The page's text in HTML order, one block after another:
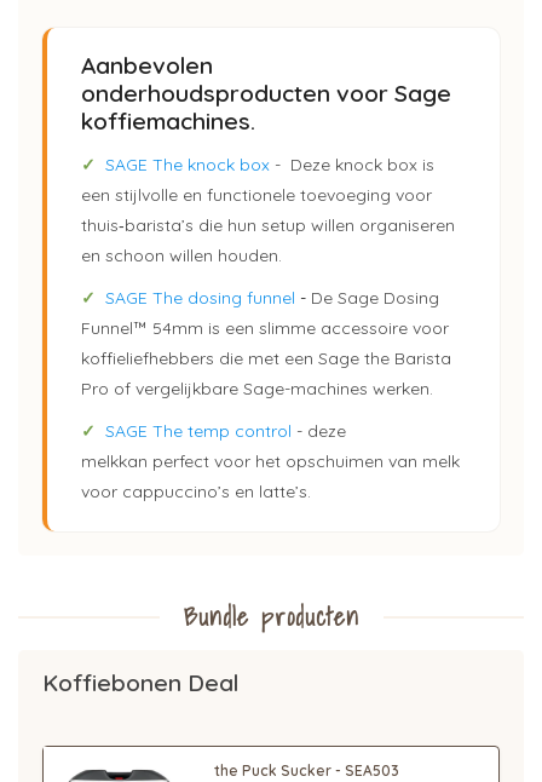
Aanbevolen
onderhoudsproducten voor Sage
koffiemachines.
✓ SAGE The knock box - Deze knock box is
een stijlvolle en functionele toevoeging voor
thuis‑barista’s die hun setup willen organiseren
en schoon willen houden.
✓ SAGE The dosing funnel - De Sage Dosing
Funnel™ 54mm is een slimme accessoire voor
koffieliefhebbers die met een Sage the Barista
Pro of vergelijkbare Sage-machines werken.
✓ SAGE The temp control - deze
melkkan perfect voor het opschuimen van melk
voor cappuccino’s en latte’s.
Bundle producten
Koffiebonen Deal
the Puck Sucker - SEA503